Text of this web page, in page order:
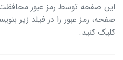
این صفحه توسط رمز عبور
صفحه، رمز عبور را در فیلد زیر
کلیک کنید.